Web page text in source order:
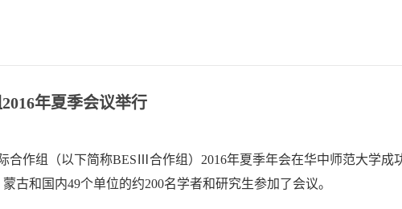
年夏季会议举行
合作组（以下简称BESⅢ合作组）2016年夏季年会在华中师范大学成
古和国内49个单位的约200名学者和研究生参加了会议。